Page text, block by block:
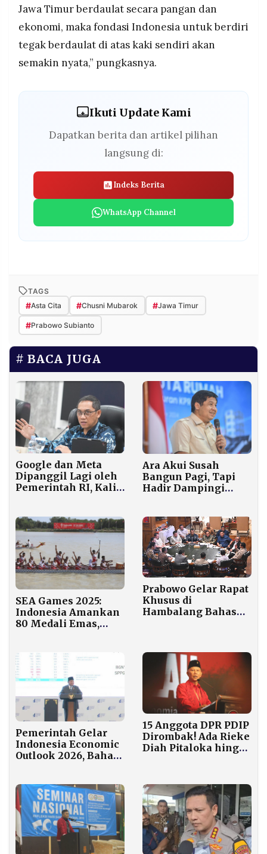
Jawa Timur berdaulat secara pangan dan
ekonomi, maka fondasi Indonesia untuk berdiri
tegak berdaulat di atas kaki sendiri akan
semakin nyata,” pungkasnya.
Ikuti Update Kami
Dapatkan berita dan artikel pilihan
langsung di:
Indeks Berita
WhatsApp Channel
TAGS
#Asta Cita #Chusni Mubarok #Jawa Timur
#Prabowo Subianto
BACA JUGA
Google dan Meta
Dipanggil Lagi oleh
Pemerintah RI, Kali
Ara Akui Susah
Bangun Pagi, Tapi
Hadir Dampingi
FLPP
SEA Games 2025:
Indonesia Amankan
80 Medali Emas,
Prabowo Gelar Rapat
Khusus di
Hambalang Bahas
Pemerintah Gelar
Indonesia Economic
Outlook 2026, Bahas
15 Anggota DPR PDIP
Dirombak! Ada Rieke
Diah Pitaloka hingga